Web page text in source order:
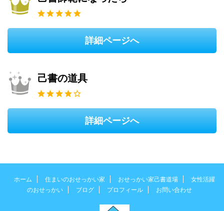
詳細ページへ
己書の道具
詳細ページへ
ホーム 住まいのおせっかい家 おせっかい家己書道場
女性活躍
のおせっかい
ブログ プロフィール お問い合わせ